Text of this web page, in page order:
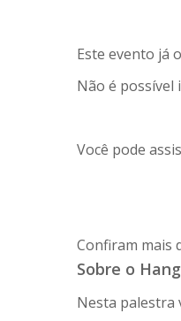
Este evento já
Não é possível
Você pode
Confiram mais
Sobre o
Nesta palestra